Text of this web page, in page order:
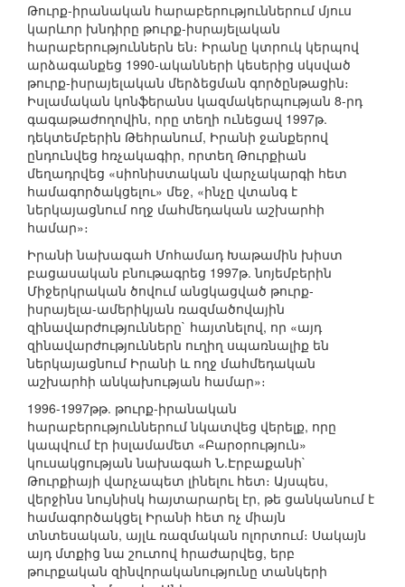
Թուրք-իրանական հարաբերություններում մյուս
կարևոր խնդիրը թուրք-իսրայելական
հարաբերություններն են։ Իրանը կտրուկ կերպով
արձագանքեց 1990-ականների կեսերից սկսված
թուրք-իսրայելական մերձեցման գործընթացին։
Իսլամական կոնֆերանս կազմակերպության 8-րդ
գագաթաժողովին, որը տեղի ունեցավ 1997թ.
դեկտեմբերին Թեհրանում, Իրանի ջանքերով
ընդունվեց հռչակագիր, որտեղ Թուրքիան
մեղադրվեց «սիոնիստական վարչակարգի հետ
համագործակցելու» մեջ, «ինչը վտանգ է
ներկայացնում ողջ մահմեդական աշխարհի
համար»։
Իրանի նախագահ Մոհամադ Խաթամին խիստ
բացասական բնութագրեց 1997թ. նոյեմբերին
Միջերկրական ծովում անցկացված թուրք-
իսրայելա-ամերիկյան ռազմածովային
զինավարժությունները` հայտնելով, որ «այդ
զինավարժություններն ուղիղ սպառնալիք են
ներկայացնում Իրանի և ողջ մահմեդական
աշխարհի անկախության համար»։
1996-1997թթ. թուրք-իրանական
հարաբերություններում նկատվեց վերելք, որը
կապվում էր իսլամամետ «Բարօրություն»
կուսակցության նախագահ Ն.Էրբաքանի`
Թուրքիայի վարչապետ լինելու հետ։ Այսպես,
վերջինս նույնիսկ հայտարարել էր, թե ցանկանում է
համագործակցել Իրանի հետ ոչ միայն
տնտեսական, այլև ռազմական ոլորտում։ Սակայն
այդ մտքից նա շուտով հրաժարվեց, երբ
թուրքական զինվորականությունը տանկերի